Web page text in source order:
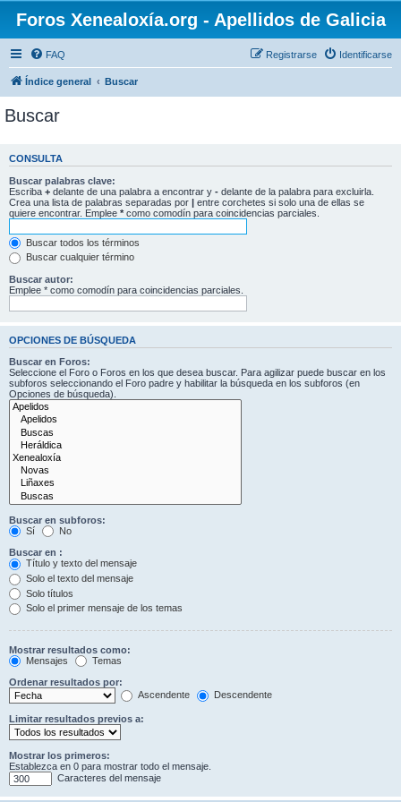
Foros Xenealoxía.org - Apellidos de Galicia
FAQ Identificarse
Registrarse
Índice general Buscar
Buscar
CONSULTA
Buscar palabras clave:
Escriba + delante de una palabra a encontrar y - delante de la palabra para excluirla.
Crea una lista de palabras separadas por | entre corchetes si solo una de ellas se
quiere encontrar. Emplee * como comodín para coincidencias parciales.
Buscar todos los términos
Buscar cualquier término
Buscar autor:
Emplee * como comodín para coincidencias parciales.
OPCIONES DE BÚSQUEDA
Buscar en Foros:
Seleccione el Foro o Foros en los que desea buscar. Para agilizar puede buscar en los
subforos seleccionando el Foro padre y habilitar la búsqueda en los subforos (en
Opciones de búsqueda).
Buscar en subforos:
Sí
No
Buscar en :
Título y texto del mensaje
Solo el texto del mensaje
Solo títulos
Solo el primer mensaje de los temas
Mostrar resultados como:
Mensajes
Temas
Ordenar resultados por:
Ascendente
Descendente
Limitar resultados previos a:
Mostrar los primeros:
Establezca en 0 para mostrar todo el mensaje.
Caracteres del mensaje